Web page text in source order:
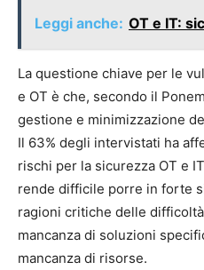
Leggi anche: OT e IT:
La questione chiave per le
e OT è che, secondo il
gestione e minimizzazione
Il 63% degli intervistati ha
rischi per la sicurezza OT e
rende difficile porre in forte
ragioni critiche delle
mancanza di soluzioni
mancanza di risorse.